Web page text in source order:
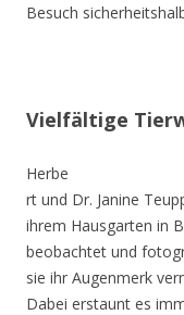
Besuch
Vielfältige
Herbe
rt und Dr. Janine
ihrem Hausgarten in
beobachtet und
sie ihr Augenmerk
Dabei erstaunt es